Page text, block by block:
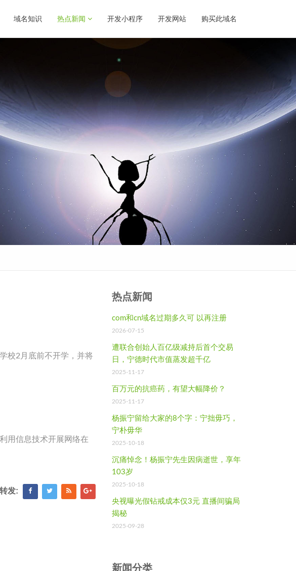
域名知识 热点新闻 开发小程序 开发网站 购买此域名
校2月底前不开学，并将
用信息技术开展网络在
转发:
热点新闻
com和cn域名过期多久可 以再注册
2026-07-15
遭联合创始人百亿级减持后首个交易
日，宁德时代市值蒸发超千亿
2025-11-17
百万元的抗癌药，有望大幅降价？
2025-11-17
杨振宁留给大家的8个字：宁拙毋巧，
宁朴毋华
2025-10-18
沉痛悼念！杨振宁先生因病逝世，享年
103岁
2025-10-18
央视曝光假钻戒成本仅3元 直播间骗局
揭秘
2025-09-28
新闻分类